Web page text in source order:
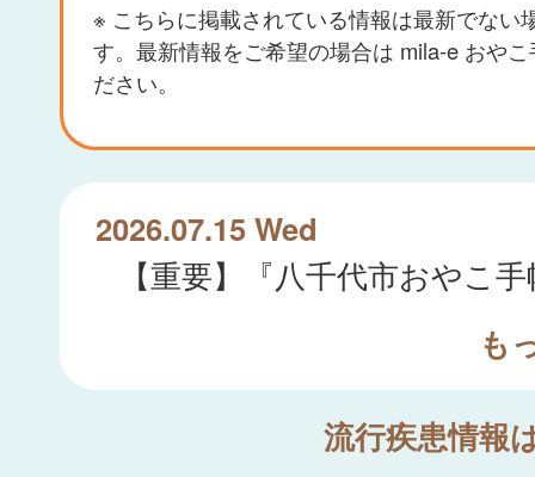
※ こちらに掲載されている情報は最新でない
す。最新情報をご希望の場合は mila-e おや
ださい。
2026.07.15 Wed
も
流行疾患情報